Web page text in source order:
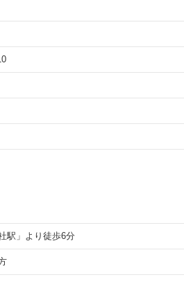
駅」より徒歩6分